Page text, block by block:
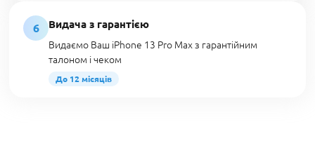
6
Видача з гарантією
Видаємо Ваш iPhone 13 Pro Max з гарантійним
талоном і чеком
До 12 місяців